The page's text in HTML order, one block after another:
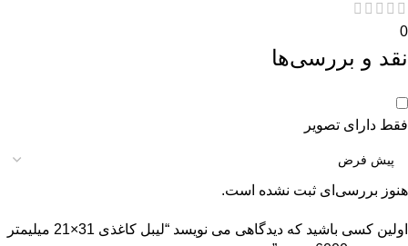
0
نقد و بررسی‌ها
فقط دارای تصویر
هنوز بررسی‌ای ثبت نشده است.
اولین کسی باشید که دیدگاهی می نویسد “لیبل کاغذی 31×21 میلیمتر